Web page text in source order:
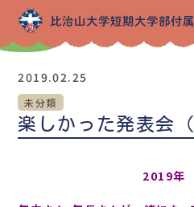
2019.02.25
未分類
楽しかった発表会（
2019年